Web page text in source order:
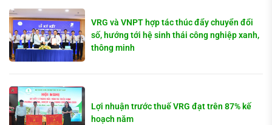
VRG và VNPT hợp tác thúc đẩy chuyển đổi
số, hướng tới hệ sinh thái công nghiệp xanh,
thông minh
Lợi nhuận trước thuế VRG đạt trên 87% kế
hoạch năm